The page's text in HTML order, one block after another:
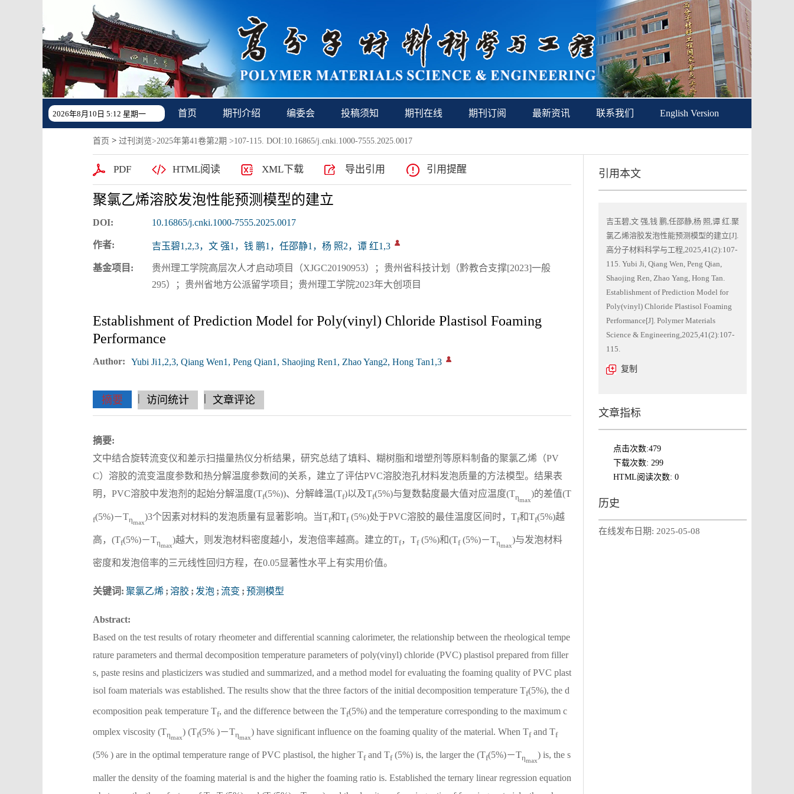
2026年8月10日 5:12 星期一 首页 期刊介绍 编委会 投稿须知 期刊在线 期刊订阅 最新资讯 联系我们 English Version
首页 > 过刊浏览>2025年第41卷第2期 >107-115. DOI:10.16865/j.cnki.1000-7555.2025.0017
PDF HTML阅读 XML下载 导出引用 引用提醒
聚氯乙烯溶胶发泡性能预测模型的建立
DOI: 10.16865/j.cnki.1000-7555.2025.0017
作者: 吉玉碧1,2,3，文 强1，钱 鹏1，任邵静1，杨 照2，谭 红1,3
基金项目:
贵州理工学院高层次人才启动项目（XJGC20190953）；贵州省科技计划（黔教合支撑[2023]一般
295）；贵州省地方公派留学项目；贵州理工学院2023年大创项目
Establishment of Prediction Model for Poly(vinyl) Chloride Plastisol Foaming
Performance
Author: Yubi Ji1,2,3, Qiang Wen1, Peng Qian1, Shaojing Ren1, Zhao Yang2, Hong Tan1,3
摘要 || 访问统计 ||||| 文章评论
摘要:
文中结合旋转流变仪和差示扫描量热仪分析结果，研究总结了填料、糊树脂和增塑剂等原料制备的聚氯乙烯（PV
C）溶胶的流变温度参数和热分解温度参数间的关系，建立了评估PVC溶胶泡孔材料发泡质量的方法模型。结果表
明，PVC溶胶中发泡剂的起始分解温度(Tf(5%))、分解峰温(Tf)以及Tf(5%)与复数黏度最大值对应温度(Tηmax
)的差值(T
f(5%)－Tηmax
)3个因素对材料的发泡质量有显著影响。当Tf和Tf(5%)处于PVC溶胶的最佳温度区间时，Tf和Tf(5%)越
高，(Tf(5%)－Tηmax
)越大，则发泡材料密度越小，发泡倍率越高。建立的Tf，Tf(5%)和(Tf(5%)－Tηmax
)与发泡材料
密度和发泡倍率的三元线性回归方程，在0.05显著性水平上有实用价值。
关键词: 聚氯乙烯 ; 溶胶 ; 发泡 ; 流变 ; 预测模型
Abstract:
Based on the test results of rotary rheometer and differential scanning calorimeter, the relationship between the rheological tempe
rature parameters and thermal decomposition temperature parameters of poly(vinyl) chloride (PVC) plastisol prepared from filler
s, paste resins and plasticizers was studied and summarized, and a method model for evaluating the foaming quality of PVC plast
isol foam materials was established. The results show that the three factors of the initial decomposition temperature Tf(5%), the d
ecomposition peak temperature Tf, and the difference between the Tf(5%) and the temperature corresponding to the maximum c
omplex viscosity (Tηmax
) (Tf(5% )－Tηmax
) have significant influence on the foaming quality of the material. When Tfand Tf
(5% ) are in the optimal temperature range of PVC plastisol, the higher Tfand Tf(5%) is, the larger the (Tf(5%)－Tηmax
) is, the s
maller the density of the foaming material is and the higher the foaming ratio is. Established the ternary linear regression equation
引用本文
吉玉碧,文 强,钱 鹏,任邵静,杨 照,谭 红.聚
氯乙烯溶胶发泡性能预测模型的建立[J].
高分子材料科学与工程,2025,41(2):107-
115. Yubi Ji, Qiang Wen, Peng Qian,
Shaojing Ren, Zhao Yang, Hong Tan.
Establishment of Prediction Model for
Poly(vinyl) Chloride Plastisol Foaming
Performance[J]. Polymer Materials
Science & Engineering,2025,41(2):107-
115.
复制
文章指标
点击次数:479
下载次数: 299
HTML阅读次数: 0
历史
在线发布日期: 2025-05-08